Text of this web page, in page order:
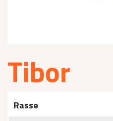
Tibor
Rasse